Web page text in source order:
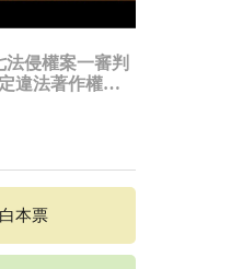
法侵權案一審判
違法著作權
本票